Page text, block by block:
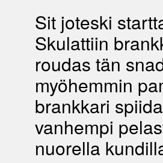
Sit joteski
Skulattiin
roudas tän
myöhemmin
brankkari
vanhempi
nuorella